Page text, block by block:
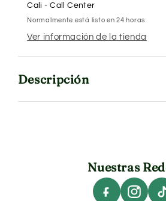
Cali - Call Center
Normalmente está listo en 24 horas
Ver información de la tienda
Descripción
Nuestras